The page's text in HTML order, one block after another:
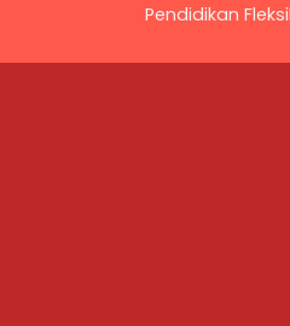
Pendidikan